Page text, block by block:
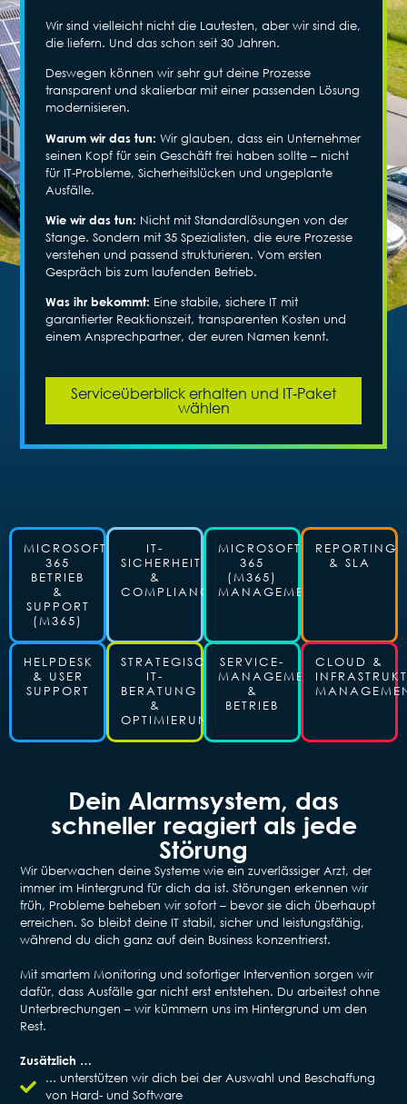
Wir sind vielleicht nicht die Lautesten, aber wir sind die,
die liefern. Und das schon seit 30 Jahren.
Deswegen können wir sehr gut deine Prozesse
transparent und skalierbar mit einer passenden Lösung
modernisieren.
Warum wir das tun: Wir glauben, dass ein Unternehmer
seinen Kopf für sein Geschäft frei haben sollte – nicht
für IT-Probleme, Sicherheitslücken und ungeplante
Ausfälle.
Wie wir das tun: Nicht mit Standardlösungen von der
Stange. Sondern mit 35 Spezialisten, die eure Prozesse
verstehen und passend strukturieren. Vom ersten
Gespräch bis zum laufenden Betrieb.
Was ihr bekommt: Eine stabile, sichere IT mit
garantierter Reaktionszeit, transparenten Kosten und
einem Ansprechpartner, der euren Namen kennt.
Serviceüberblick erhalten und IT‑Paket
wählen
MICROSOFT
365
BETRIEB
&
SUPPORT
(M365)
IT-
SICHERHEIT
&
COMPLIANCE
MICROSOFT
365
(M365)
MANAGEMENT
REPORTING
& SLA
HELPDESK
& USER
SUPPORT
STRATEGISCHE
IT-
BERATUNG
&
OPTIMIERUNG
SERVICE-
MANAGEMENT
&
BETRIEB
CLOUD &
Dein Alarmsystem, das
schneller reagiert als jede
Störung
Wir überwachen deine Systeme wie ein zuverlässiger Arzt, der
immer im Hintergrund für dich da ist. Störungen erkennen wir
früh, Probleme beheben wir sofort – bevor sie dich überhaupt
erreichen. So bleibt deine IT stabil, sicher und leistungsfähig,
während du dich ganz auf dein Business konzentrierst.
Mit smartem Monitoring und sofortiger Intervention sorgen wir
dafür, dass Ausfälle gar nicht erst entstehen. Du arbeitest ohne
Unterbrechungen – wir kümmern uns im Hintergrund um den
Rest.
Zusätzlich …
... unterstützen wir dich bei der Auswahl und Beschaffung
von Hard- und Software